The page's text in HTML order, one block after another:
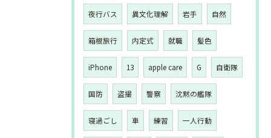
夜行バス 異文化理解 岩手 自然
箱根旅行 内定式 就職 髪色
iPhone 13 apple care G 自衛隊
国防 盗撮 警察 沈黙の艦隊
寝過ごし 車 練習 一人行動